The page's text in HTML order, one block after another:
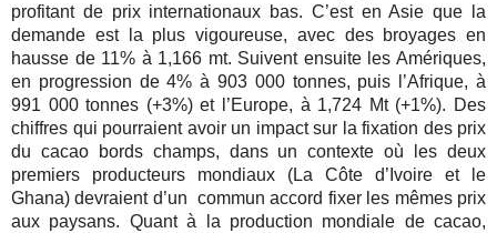
profitant de prix internationaux bas. C’est en Asie que la
demande est la plus vigoureuse, avec des broyages en
hausse de 11% à 1,166 mt. Suivent ensuite les Amériques,
en progression de 4% à 903 000 tonnes, puis l’Afrique, à
991 000 tonnes (+3%) et l’Europe, à 1,724 Mt (+1%). Des
chiffres qui pourraient avoir un impact sur la fixation des prix
du cacao bords champs, dans un contexte où les deux
premiers producteurs mondiaux (La Côte d’Ivoire et le
Ghana) devraient d’un commun accord fixer les mêmes prix
aux paysans. Quant à la production mondiale de cacao,